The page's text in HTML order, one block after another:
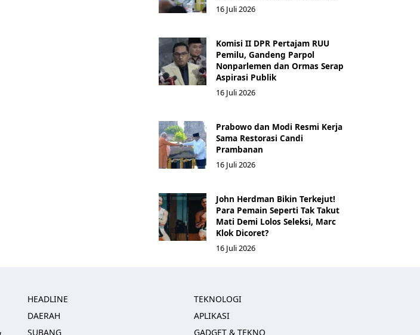
16 Juli 2026
Komisi II DPR Pertajam RUU
Pemilu, Gandeng Parpol
Nonparlemen dan Ormas Serap
Aspirasi Publik
16 Juli 2026
Prabowo dan Modi Resmi Kerja
Sama Restorasi Candi
Prambanan
16 Juli 2026
John Herdman Bikin Terkejut!
Para Pemain Seperti Tak Takut
Mati Demi Lolos Seleksi, Marc
Klok Dicoret?
16 Juli 2026
HEADLINE
DAERAH
SUBANG
TEKNOLOGI
APLIKASI
GADGET & TEKNO